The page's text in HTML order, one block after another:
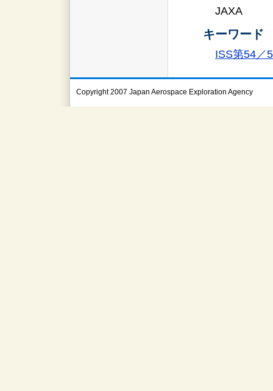
JAXA
キーワード
ISS第54／
Copyright 2007 Japan Aerospace Exploration Agency